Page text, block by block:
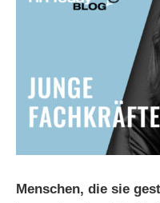
Menschen, die sie